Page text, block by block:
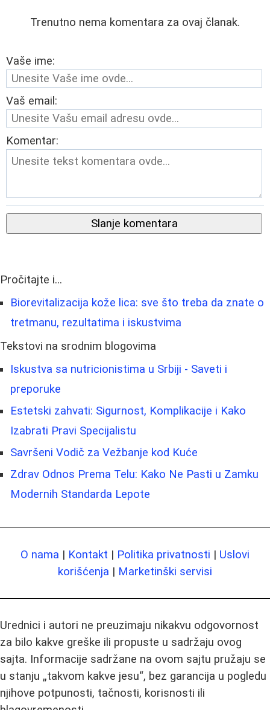
Trenutno nema komentara za ovaj članak.
Vaše ime:
Vaš email:
Komentar:
Slanje komentara
Pročitajte i...
Biorevitalizacija kože lica: sve što treba da znate o
tretmanu, rezultatima i iskustvima
Tekstovi na srodnim blogovima
Iskustva sa nutricionistima u Srbiji - Saveti i
preporuke
Estetski zahvati: Sigurnost, Komplikacije i Kako
Izabrati Pravi Specijalistu
Savršeni Vodič za Vežbanje kod Kuće
Zdrav Odnos Prema Telu: Kako Ne Pasti u Zamku
Modernih Standarda Lepote
O nama | Kontakt | Politika privatnosti | Uslovi
korišćenja | Marketinški servisi
Urednici i autori ne preuzimaju nikakvu odgovornost
za bilo kakve greške ili propuste u sadržaju ovog
sajta. Informacije sadržane na ovom sajtu pružaju se
u stanju „takvom kakve jesu“, bez garancija u pogledu
njihove potpunosti, tačnosti, korisnosti ili